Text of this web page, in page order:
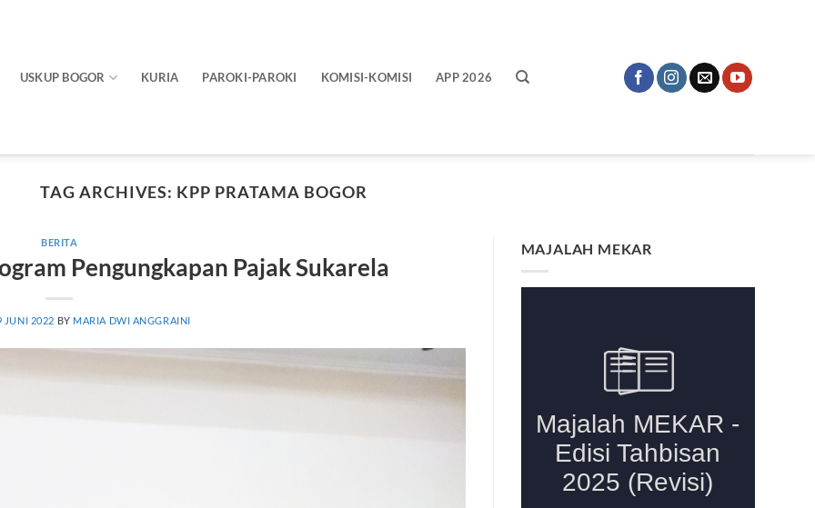
USKUP BOGOR KURIA PAROKI-PAROKI KOMISI-KOMISI APP 2026
TAG ARCHIVES: KPP PRATAMA BOGOR
BERITA
Pengungkapan Pajak Sukarela
JUNI 2022 BY MARIA DWI ANGGRAINI
MAJALAH MEKAR